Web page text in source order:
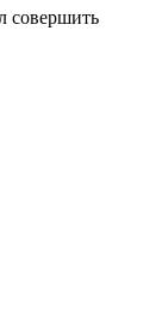
совершить